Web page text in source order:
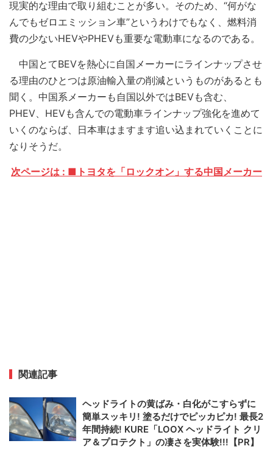
現実的な理由で取り組むことが多い。そのため、“何がな
んでもゼロエミッション車”というわけでもなく、燃料消
費の少ないHEVやPHEVも重要な電動車になるのである。
中国とてBEVを熱心に自国メーカーにラインナップさせ
る理由のひとつは原油輸入量の削減というものがあるとも
聞く。中国系メーカーも自国以外ではBEVも含む、
PHEV、HEVも含んでの電動車ラインナップ強化を進めて
いくのならば、日本車はますます追い込まれていくことに
なりそうだ。
次ページは : ■トヨタを「ロックオン」する中国メーカー
関連記事
ヘッドライトの黄ばみ・白化がこすらずに
簡単スッキリ! 塗るだけでピッカピカ! 最長2
年間持続! KURE「LOOX ヘッドライト クリ
ア＆プロテクト」の凄さを実体験!!!【PR】